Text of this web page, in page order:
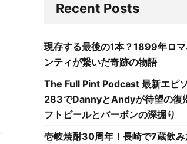
Recent Posts
現存する最後の1本？1899年ロマ
ンティが繋いだ奇跡の物語
The Full Pint Podcast 最新エピ
283でDannyとAndyが待望の復
フトビールとバーボンの深掘り
壱岐焼酎30周年！長崎で7蔵飲み